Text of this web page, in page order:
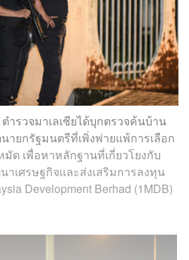
ำรวจมาเลเซียได้บุกตรวจค้นบ้าน
ยกรัฐมนตรีที่เพิ่งพ่ายแพ้การเลือก
ด เพื่อหาหลักฐานที่เกี่ยวโยงกับ
เศรษฐกิจและส่งเสริมการลงทุน
Development Berhad (1MDB)